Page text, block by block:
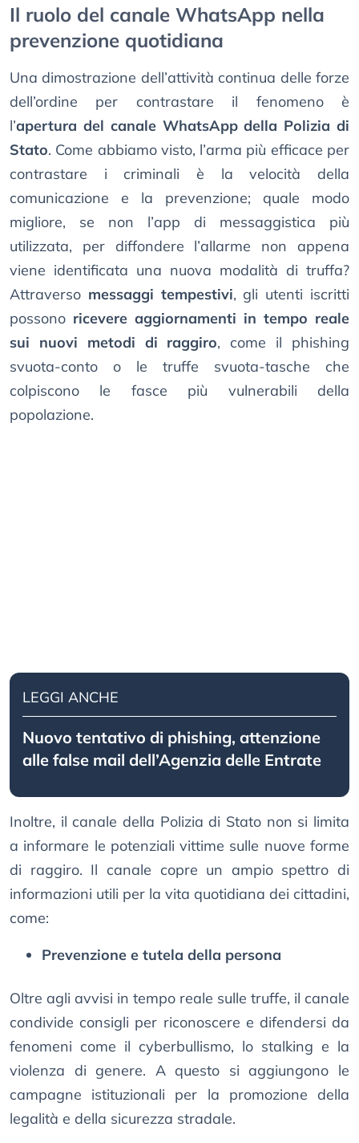
Il ruolo del canale WhatsApp nella
prevenzione quotidiana
Una dimostrazione dell’attività continua delle forze
dell’ordine per contrastare il fenomeno è
l’apertura del canale WhatsApp della Polizia di
Stato. Come abbiamo visto, l’arma più efficace per
contrastare i criminali è la velocità della
comunicazione e la prevenzione; quale modo
migliore, se non l’app di messaggistica più
utilizzata, per diffondere l’allarme non appena
viene identificata una nuova modalità di truffa?
Attraverso messaggi tempestivi, gli utenti iscritti
possono ricevere aggiornamenti in tempo reale
sui nuovi metodi di raggiro, come il phishing
svuota-conto o le truffe svuota-tasche che
colpiscono le fasce più vulnerabili della
popolazione.
LEGGI ANCHE
Nuovo tentativo di phishing, attenzione
alle false mail dell’Agenzia delle Entrate
Inoltre, il canale della Polizia di Stato non si limita
a informare le potenziali vittime sulle nuove forme
di raggiro. Il canale copre un ampio spettro di
informazioni utili per la vita quotidiana dei cittadini,
come:
Prevenzione e tutela della persona
Oltre agli avvisi in tempo reale sulle truffe, il canale
condivide consigli per riconoscere e difendersi da
fenomeni come il cyberbullismo, lo stalking e la
violenza di genere. A questo si aggiungono le
campagne istituzionali per la promozione della
legalità e della sicurezza stradale.